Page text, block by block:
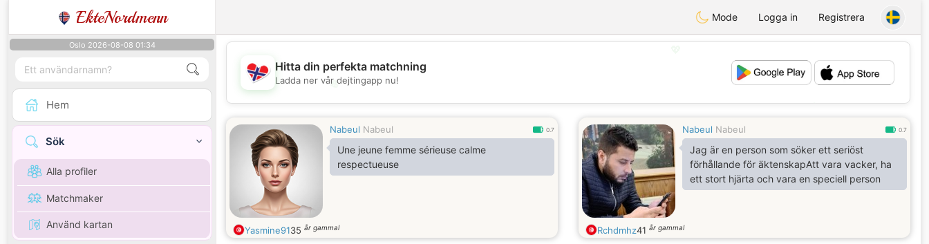
EkteNordmenn Mode Logga in Registrera
Oslo 2026-08-08 01:34
Hem
Sök
Alla profiler
Matchmaker
Använd kartan
💖
💕
Hitta din perfekta matchning
Ladda ner vår dejtingapp nu!
Nabeul Nabeul 0.7
Une jeune femme sérieuse calme
respectueuse
Yasmine9135 år gammal
Nabeul Nabeul 0.7
Jag är en person som söker ett seriöst
förhållande för äktenskapAtt vara vacker, ha
ett stort hjärta och vara en speciell person
Rchdmhz41 år gammal